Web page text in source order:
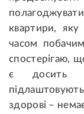
квартири,
часом
спостерігаю,
є досить
здорові –